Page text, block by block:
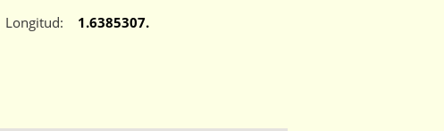
Longitud:
1.6385307.